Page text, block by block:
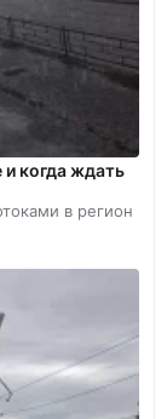
и когда ждать
в регион